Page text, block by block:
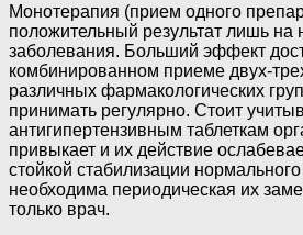
Монотерапия (прием одного
положительный результат лишь на
заболевания. Больший эффект
комбинированном приеме двух-
различных фармакологических
принимать регулярно. Стоит
антигипертензивным таблеткам
привыкает и их действие
стойкой стабилизации
необходима периодическая их
только врач.